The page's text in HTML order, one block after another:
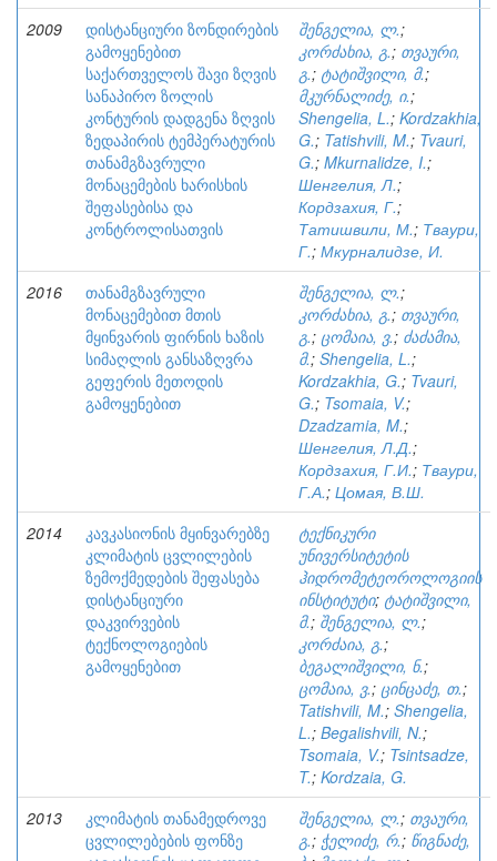
2009
დისტანციური ზონდირების
გამოყენებით
საქართველოს შავი ზღვის
სანაპირო ზოლის
კონტურის დადგენა ზღვის
ზედაპირის ტემპერატურის
თანამგზავრული
მონაცემების ხარისხის
შეფასებისა და
კონტროლისათვის
შენგელია, ლ.;
კორძახია, გ.; თვაური,
გ.; ტატიშვილი, მ.;
მკურნალიძე, ი.;
Shengelia, L.; Kordzakhia,
G.; Tatishvili, M.; Tvauri,
G.; Mkurnalidze, I.;
Шенгелия, Л.;
Кордзахия, Г.;
Татишвили, М.; Тваури,
Г.; Мкурналидзе, И.
2016
თანამგზავრული
მონაცემებით მთის
მყინვარის ფირნის ხაზის
სიმაღლის განსაზღვრა
გეფერის მეთოდის
გამოყენებით
შენგელია, ლ.;
კორძახია, გ.; თვაური,
გ.; ცომაია, ვ.; ძაძამია,
მ.; Shengelia, L.;
Kordzakhia, G.; Tvauri,
G.; Tsomaia, V.;
Dzadzamia, M.;
Шенгелия, Л.Д.;
Кордзахия, Г.И.; Тваури,
Г.А.; Цомая, В.Ш.
2014
კავკასიონის მყინვარებზე
კლიმატის ცვლილების
ზემოქმედების შეფასება
დისტანციური
დაკვირვების
ტექნოლოგიების
გამოყენებით
ტექნიკური
უნივერსიტეტის
ჰიდრომეტეოროლოგიის
ინსტიტუტი; ტატიშვილი,
მ.; შენგელია, ლ.;
კორძაია, გ.;
ბეგალიშვილი, ნ.;
ცომაია, ვ.; ცინცაძე, თ.;
Tatishvili, M.; Shengelia,
L.; Begalishvili, N.;
Tsomaia, V.; Tsintsadze,
T.; Kordzaia, G.
2013
კლიმატის თანამედროვე
ცვლილებების ფონზე
შენგელია, ლ.; თვაური,
გ.; ჭელიძე, რ.; წიგნაძე,